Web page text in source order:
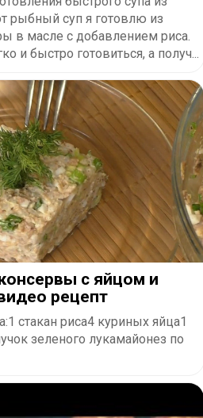
рыбный суп я готовлю из
в масле с добавлением риса.
и быстро готовиться, а получ...
с яйцом и
рецепт
стакан риса4 куриных яйца1
зеленого лукамайонез по